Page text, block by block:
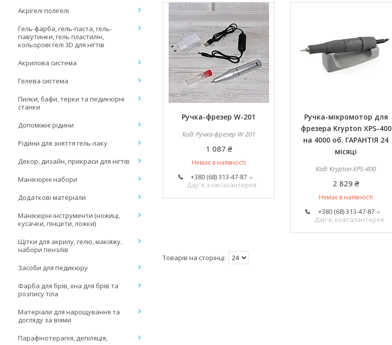
Ручка-фрезер W-201
Ручка-фрезер W-201
1 087 ₴
Немає в наявності
+380 (68) 313-47-87
Дар'я, кожгалантерея
Ручка-мікромотор для
фрезера Krypton XPS-400
на 4000 об. ГАРАНТІЯ 24
місяці
Krypton XPS-400
2 829 ₴
Немає в наявності
+380 (68) 313-47-87
Дар'я, кожгалантерея
Акрігелі полігелі
Гель-фарба, гель-паста, гель-
павутинки, гель пластилін,
кольорові гелі 3D для нігтів
Акрилова система
Гелева система
Пилки, бафи, терки та педикюрні
станки
Допоміжні рідини
Рідини для зняття гель-лаку
Декор, дизайн, прикраси для нігтів
Манікюрні набори
Додаткові матеріали
Манікюрні інструменти (ножиці,
кусачки, пінцети, ложки)
Щітки для акрилу, гелю, макіяжу.
набори пензлів
Засоби для педикюру
Фарба для брів, хна для брів та
розпису тіла
Матеріали для нарощування та
догляду за віями
Парафінотерапія, депіляція,